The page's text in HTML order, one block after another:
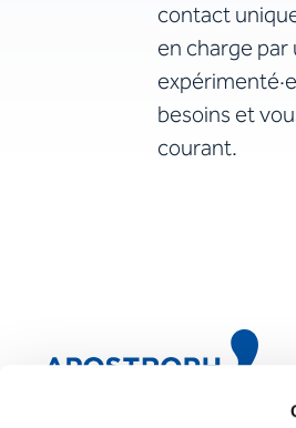
contact
en charge par
besoins et
courant.